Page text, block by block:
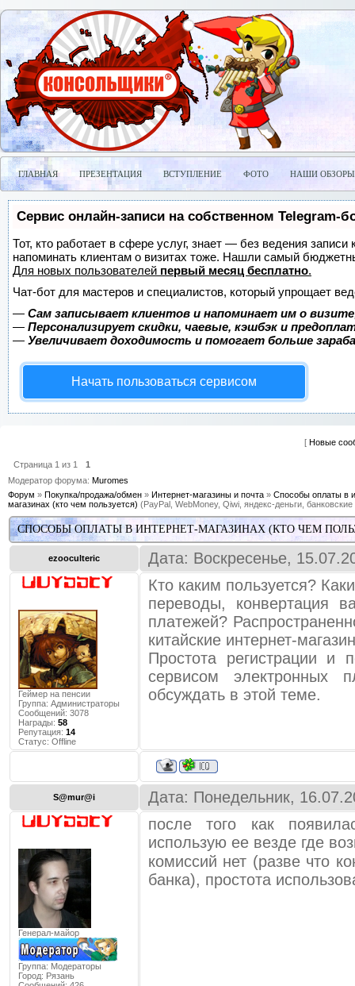
ГЛАВНАЯ ПРЕЗЕНТАЦИЯ ВСТУПЛЕНИЕ ФОТО НАШИ ОБЗОРЫ
Сервис онлайн-записи на собственном Telegram-
Тот, кто работает в сфере услуг, знает — без ведения
напоминать клиентам о визитах тоже. Нашли самый
Для новых пользователей первый месяц бесплатно.
Чат-бот для мастеров и специалистов, который упрощает
— Сам записывает клиентов и напоминает им о
— Персонализирует скидки, чаевые, кэшбэк и
— Увеличивает доходимость и помогает больше
Начать пользоваться сервисом
[ Новые
Страница 1 из 1
1
Модератор форума: Muromes
Форум » Покупка/продажа/обмен » Интернет-магазины и почта » Способы оплаты в
магазинах (кто чем пользуется) (PayPal, WebMoney, Qiwi, яндекс-деньги,
СПОСОБЫ ОПЛАТЫ В ИНТЕРНЕТ-МАГАЗИНАХ (КТО ЧЕМ
ezooculteric Дата: Воскресенье,
Геймер на пенсии
Группа: Администраторы
Сообщений: 3078
Награды: 58
Репутация: 14
Статус: Offline
Кто каким пользуется?
переводы, конвертация
платежей?
китайские интернет-
Простота регистрации и
сервисом электронных
обсуждать в этой теме.
S@mur@i Дата: Понедельник,
Генерал-майор
Группа: Модераторы
Город: Рязань
после того как
использую ее везде где
комиссий нет (разве что
банка), простота